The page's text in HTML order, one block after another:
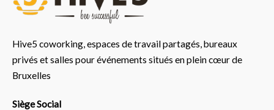
Hive5 coworking, espaces de travail partagés, bureaux
privés et salles pour événements situés en plein cœur de
Bruxelles
Siège Social